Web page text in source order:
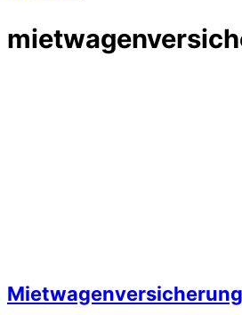
Mietwagenversicherung